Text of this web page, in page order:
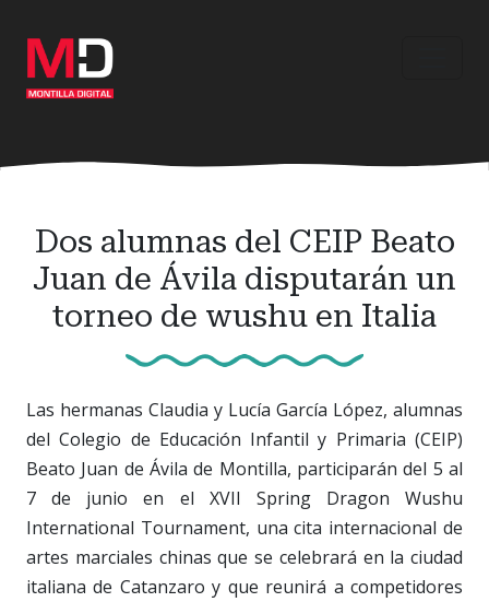
contenido
principal
Dos alumnas del CEIP Beato
Juan de Ávila disputarán un
torneo de wushu en Italia
Las hermanas Claudia y Lucía García López, alumnas
del Colegio de Educación Infantil y Primaria (CEIP)
Beato Juan de Ávila de Montilla, participarán del 5 al
7 de junio en el XVII Spring Dragon Wushu
International Tournament, una cita internacional de
artes marciales chinas que se celebrará en la ciudad
italiana de Catanzaro y que reunirá a competidores